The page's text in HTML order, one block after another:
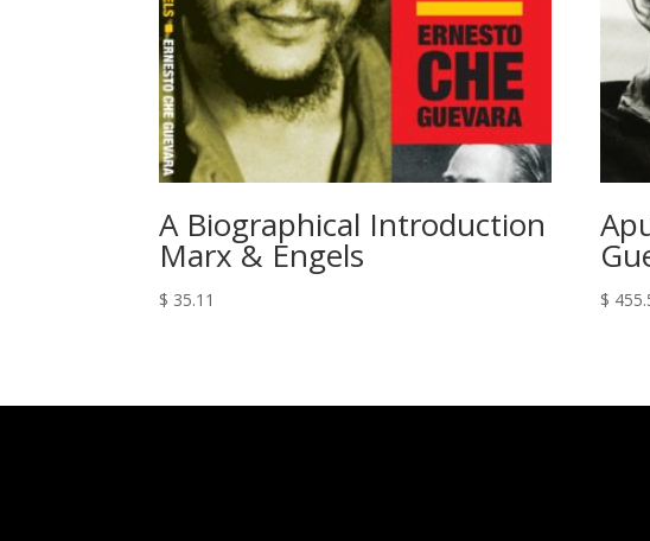
A Biographical Introduction
Marx & Engels
$ 35.11 $